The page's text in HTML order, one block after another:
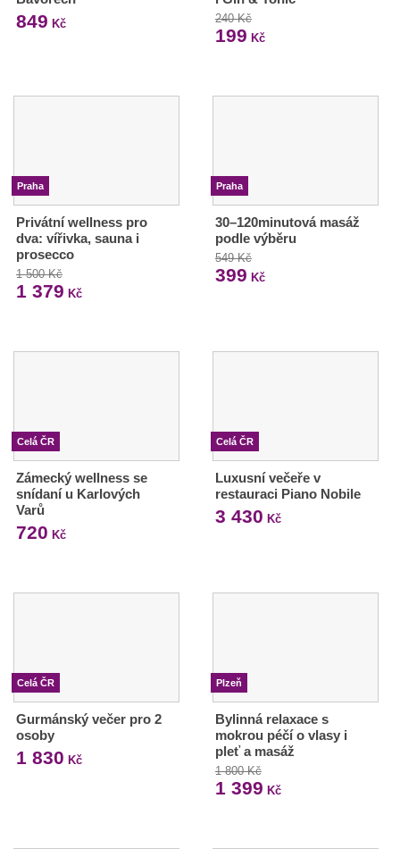
849 Kč 240 Kč
199 Kč
Praha
Privátní wellness pro
dva: vířivka, sauna i
prosecco
1 500 Kč
1 379 Kč
Praha
30–120minutová masáž
podle výběru
549 Kč
399 Kč
Celá ČR
Zámecký wellness se
snídaní u Karlových
Varů
720 Kč
Celá ČR
Luxusní večeře v
restauraci Piano Nobile
3 430 Kč
Celá ČR
Gurmánský večer pro 2
osoby
1 830 Kč
Plzeň
Bylinná relaxace s
mokrou péčí o vlasy i
pleť a masáž
1 800 Kč
1 399 Kč